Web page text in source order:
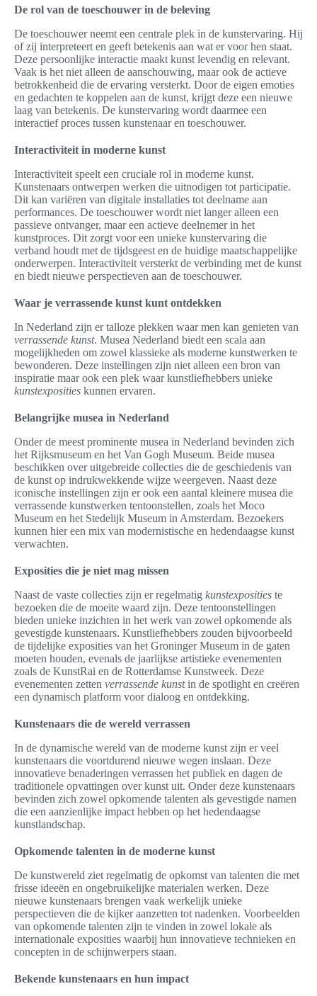
De rol van de toeschouwer in de beleving
De toeschouwer neemt een centrale plek in de kunstervaring. Hij
of zij interpreteert en geeft betekenis aan wat er voor hen staat.
Deze persoonlijke interactie maakt kunst levendig en relevant.
Vaak is het niet alleen de aanschouwing, maar ook de actieve
betrokkenheid die de ervaring versterkt. Door de eigen emoties
en gedachten te koppelen aan de kunst, krijgt deze een nieuwe
laag van betekenis. De kunstervaring wordt daarmee een
interactief proces tussen kunstenaar en toeschouwer.
Interactiviteit in moderne kunst
Interactiviteit speelt een cruciale rol in moderne kunst.
Kunstenaars ontwerpen werken die uitnodigen tot participatie.
Dit kan variëren van digitale installaties tot deelname aan
performances. De toeschouwer wordt niet langer alleen een
passieve ontvanger, maar een actieve deelnemer in het
kunstproces. Dit zorgt voor een unieke kunstervaring die
verband houdt met de tijdsgeest en de huidige maatschappelijke
onderwerpen. Interactiviteit versterkt de verbinding met de kunst
en biedt nieuwe perspectieven aan de toeschouwer.
Waar je verrassende kunst kunt ontdekken
In Nederland zijn er talloze plekken waar men kan genieten van
verrassende kunst. Musea Nederland biedt een scala aan
mogelijkheden om zowel klassieke als moderne kunstwerken te
bewonderen. Deze instellingen zijn niet alleen een bron van
inspiratie maar ook een plek waar kunstliefhebbers unieke
kunstexposities kunnen ervaren.
Belangrijke musea in Nederland
Onder de meest prominente musea in Nederland bevinden zich
het Rijksmuseum en het Van Gogh Museum. Beide musea
beschikken over uitgebreide collecties die de geschiedenis van
de kunst op indrukwekkende wijze weergeven. Naast deze
iconische instellingen zijn er ook een aantal kleinere musea die
verrassende kunstwerken tentoonstellen, zoals het Moco
Museum en het Stedelijk Museum in Amsterdam. Bezoekers
kunnen hier een mix van modernistische en hedendaagse kunst
verwachten.
Exposities die je niet mag missen
Naast de vaste collecties zijn er regelmatig kunstexposities te
bezoeken die de moeite waard zijn. Deze tentoonstellingen
bieden unieke inzichten in het werk van zowel opkomende als
gevestigde kunstenaars. Kunstliefhebbers zouden bijvoorbeeld
de tijdelijke exposities van het Groninger Museum in de gaten
moeten houden, evenals de jaarlijkse artistieke evenementen
zoals de KunstRai en de Rotterdamse Kunstweek. Deze
evenementen zetten verrassende kunstin de spotlight en creëren
een dynamisch platform voor dialoog en ontdekking.
Kunstenaars die de wereld verrassen
In de dynamische wereld van de moderne kunst zijn er veel
kunstenaars die voortdurend nieuwe wegen inslaan. Deze
innovatieve benaderingen verrassen het publiek en dagen de
traditionele opvattingen over kunst uit. Onder deze kunstenaars
bevinden zich zowel opkomende talenten als gevestigde namen
die een aanzienlijke impact hebben op het hedendaagse
kunstlandschap.
Opkomende talenten in de moderne kunst
De kunstwereld ziet regelmatig de opkomst van talenten die met
frisse ideeën en ongebruikelijke materialen werken. Deze
nieuwe kunstenaars brengen vaak werkelijk unieke
perspectieven die de kijker aanzetten tot nadenken. Voorbeelden
van opkomende talenten zijn te vinden in zowel lokale als
internationale exposities waarbij hun innovatieve technieken en
concepten in de schijnwerpers staan.
Bekende kunstenaars en hun impact